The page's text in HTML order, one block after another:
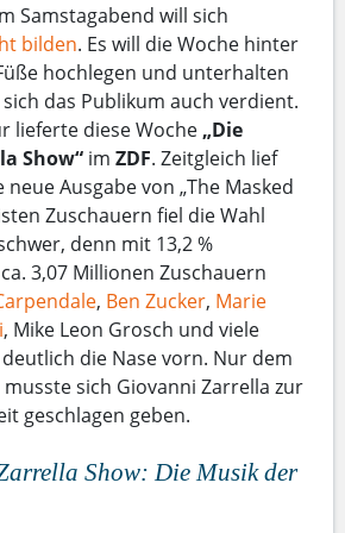
Samstagabend will sich
bilden. Es will die Woche hinter
hochlegen und unterhalten
das Publikum auch verdient.
lieferte diese Woche „Die
Show“ im ZDF. Zeitgleich lief
Ausgabe von „The Masked
Zuschauern fiel die Wahl
denn mit 13,2 %
3,07 Millionen Zuschauern
, Ben Zucker, Marie
, Mike Leon Grosch und viele
die Nase vorn. Nur dem
sich Giovanni Zarrella zur
geschlagen geben.
Show: Die Musik der